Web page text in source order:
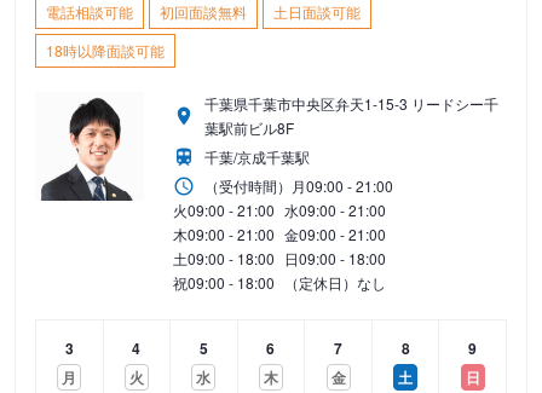
電話相談可能 初回面談無料
土日面談可能
18時以降面談可能
千葉県千葉市中央区弁天1-15-3 リードシー千
葉駅前ビル8F
千葉/京成千葉駅
（受付時間） 月09:00 - 21:00
火09:00 - 21:00 水09:00 - 21:00
木09:00 - 21:00 金09:00 - 21:00
土09:00 - 18:00 日09:00 - 18:00
祝09:00 - 18:00 （定休日）なし
3
月
4
火
5
水
6
木
7
金
8
土
9
日